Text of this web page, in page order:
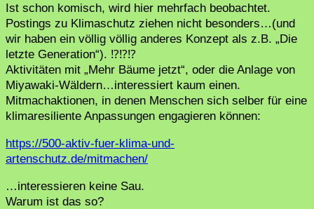
Ist schon komisch, wird hier mehrfach beobachtet.
Postings zu Klimaschutz ziehen nicht besonders…(und
wir haben ein völlig völlig anderes Konzept als z.B. „Die
letzte Generation“). ⁉️⁉️⁉️
Aktivitäten mit „Mehr Bäume jetzt“, oder die Anlage von
Miyawaki-Wäldern…interessiert kaum einen.
Mitmachaktionen, in denen Menschen sich selber für eine
klimaresiliente Anpassungen engagieren können:
https://500-aktiv-fuer-klima-und-
artenschutz.de/mitmachen/
…interessieren keine Sau.
Warum ist das so?